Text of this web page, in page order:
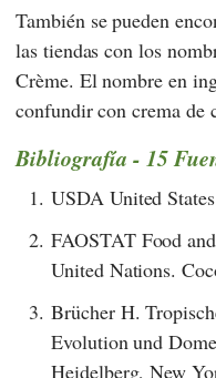
También se pueden
las tiendas con los
Crème. El nombre en
confundir con crema de
Bibliografía - 15
1. USDA United
2. FAOSTAT Food
United Nations.
3. Brücher H.
Evolution und
Heidelberg, New